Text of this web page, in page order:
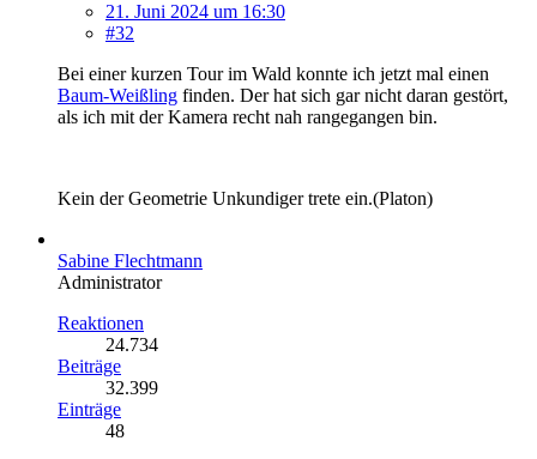
21. Juni 2024 um 16:30
#32
Bei einer kurzen Tour im Wald konnte ich jetzt mal einen
Baum-Weißling finden. Der hat sich gar nicht daran gestört,
als ich mit der Kamera recht nah rangegangen bin.
Kein der Geometrie Unkundiger trete ein.(Platon)
Sabine Flechtmann
Administrator
Reaktionen
24.734
Beiträge
32.399
Einträge
48